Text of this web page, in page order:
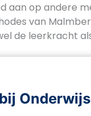
aan op andere
van
de leerkracht